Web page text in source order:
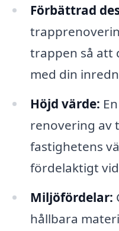
Förbättrad
trappen så att
med din
Höjd värde:
renovering av
fastighetens
fördelaktigt
Miljöfördelar:
hållbara